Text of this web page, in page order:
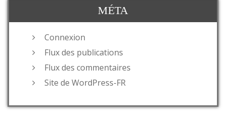
MÉTA
Connexion
Flux des publications
Flux des commentaires
Site de WordPress-FR